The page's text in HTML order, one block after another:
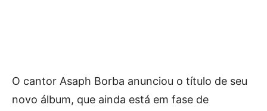
O cantor Asaph Borba anunciou o título de seu
novo álbum, que ainda está em fase de